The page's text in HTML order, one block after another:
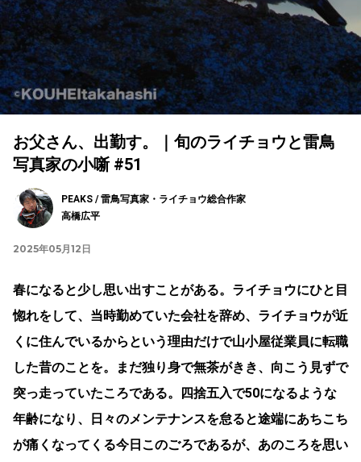
お父さん、出勤す。｜旬のライチョウと雷鳥
写真家の小噺 #51
PEAKS / 雷鳥写真家・ライチョウ総合作家
高橋広平
2025年05月12日
春になると少し思い出すことがある。ライチョウにひと目
惚れをして、当時勤めていた会社を辞め、ライチョウが近
くに住んでいるからという理由だけで山小屋従業員に転職
した昔のことを。まだ独り身で無茶がきき、向こう見ずで
突っ走っていたころである。四捨五入で50になるような
年齢になり、日々のメンテナンスを怠ると途端にあちこち
が痛くなってくる今日このごろであるが、あのころを思い